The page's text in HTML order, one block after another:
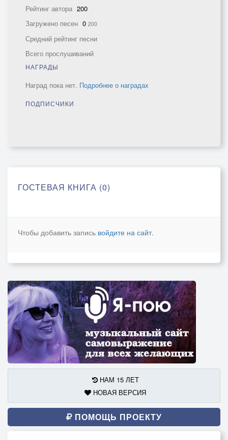
Рейтинг автора 200
Загружено песен 0 200
Средний рейтинг песни
Всего прослушиваний
НАГРАДЫ
Наград пока нет. Подробнее о наградах
ПОДПИСЧИКИ
ГОСТЕВАЯ КНИГА (0)
Чтобы добавить запись войдите на сайт.
НАМ 15 ЛЕТ
НОВАЯ ВЕРСИЯ
ПОМОЩЬ ПРОЕКТУ